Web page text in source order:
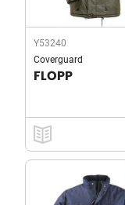
Y53240
Coverguard
FLOPP